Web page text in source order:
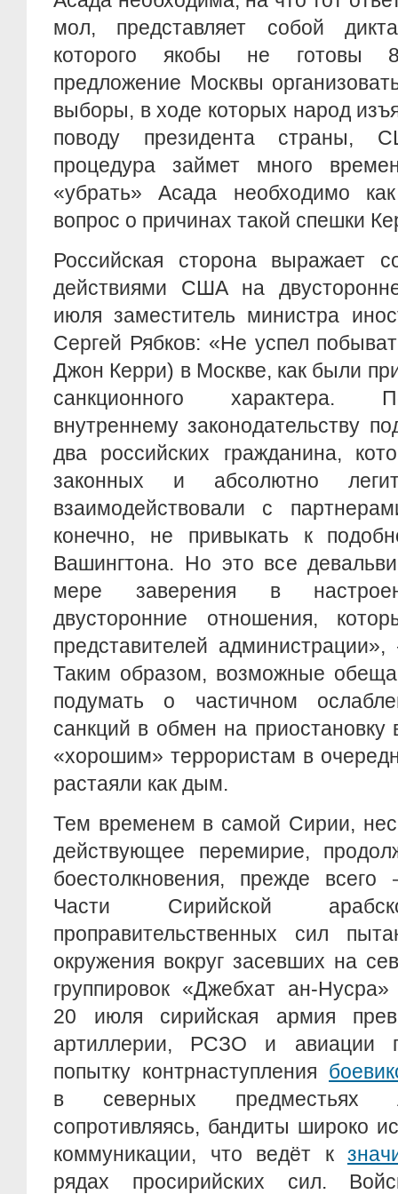
мол, представляет собой
которого якобы не готовы
предложение Москвы
выборы, в ходе которых народ
поводу президента страны,
процедура займет много
«убрать» Асада необходимо
вопрос о причинах такой спешки
Российская сторона выражает
действиями США на
июля заместитель министра
Сергей Рябков: «Не успел
Джон Керри) в Москве, как были
санкционного характера.
внутреннему законодательству
два российских гражданина,
законных и абсолютно
взаимодействовали с
конечно, не привыкать к
Вашингтона. Но это все
мере заверения в
двусторонние отношения,
представителей
Таким образом, возможные
подумать о частичном
санкций в обмен на
«хорошим» террористам в
растаяли как дым.
Тем временем в самой Сирии,
действующее перемирие,
боестолкновения, прежде
Части Сирийской
проправительственных сил
окружения вокруг засевших на
группировок «Джебхат ан-
20 июля сирийская армия
артиллерии, РСЗО и авиации
попытку контрнаступления
в северных предместьях
сопротивляясь, бандиты широко
коммуникации, что ведёт к
рядах просирийских сил.